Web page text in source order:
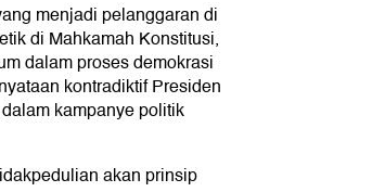
menjadi pelanggaran di
di Mahkamah Konstitusi,
dalam proses demokrasi
kontradiktif Presiden
kampanye politik
akan prinsip